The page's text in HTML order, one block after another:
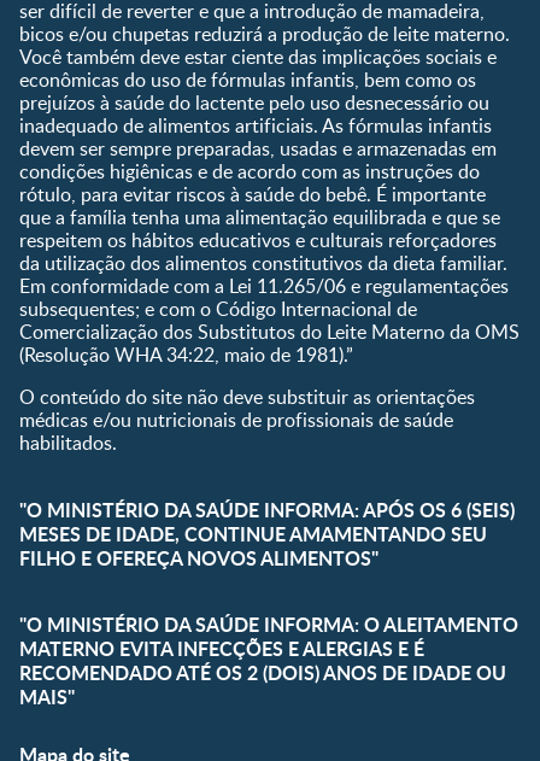
Calculadora de cor dos
olhos
Curva de crescimento do
bebê
Planeta dos Pais
Receitas
ser difícil de reverter e que a introdução de mamadeira,
bicos e/ou chupetas reduzirá a produção de leite materno.
Você também deve estar ciente das implicações sociais e
econômicas do uso de fórmulas infantis, bem como os
prejuízos à saúde do lactente pelo uso desnecessário ou
inadequado de alimentos artificiais. As fórmulas infantis
devem ser sempre preparadas, usadas e armazenadas em
condições higiênicas e de acordo com as instruções do
rótulo, para evitar riscos à saúde do bebê. É importante
que a família tenha uma alimentação equilibrada e que se
respeitem os hábitos educativos e culturais reforçadores
da utilização dos alimentos constitutivos da dieta familiar.
Em conformidade com a Lei 11.265/06 e regulamentações
subsequentes; e com o Código Internacional de
Comercialização dos Substitutos do Leite Materno da OMS
(Resolução WHA 34:22, maio de 1981).”
O conteúdo do site não deve substituir as orientações
médicas e/ou nutricionais de profissionais de saúde
habilitados.
"O MINISTÉRIO DA SAÚDE INFORMA: APÓS OS 6 (SEIS)
MESES DE IDADE, CONTINUE AMAMENTANDO SEU
FILHO E OFEREÇA NOVOS ALIMENTOS"
"O MINISTÉRIO DA SAÚDE INFORMA: O ALEITAMENTO
MATERNO EVITA INFECÇÕES E ALERGIAS E É
RECOMENDADO ATÉ OS 2 (DOIS) ANOS DE IDADE OU
MAIS"
Mapa do site